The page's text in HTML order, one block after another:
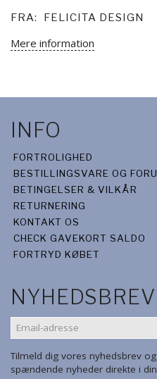
FRA: FELICITA DESIGN
Mere information
INFO
FORTROLIGHED
BESTILLINGSVARE OG
BETINGELSER & VILKÅR
RETURNERING
KONTAKT OS
CHECK GAVEKORT SALDO
FORTRYD KØBET
NYHEDSBREV
EMAIL-
ADRESSE
Tilmeld dig vores nyhedsbrev
spændende nyheder direkte i